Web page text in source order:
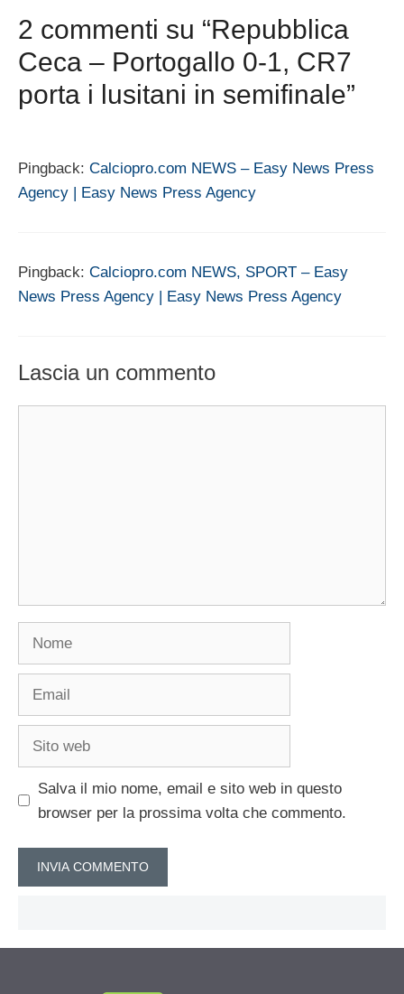
2 commenti su “Repubblica
Ceca – Portogallo 0-1, CR7
porta i lusitani in semifinale”
Pingback: Calciopro.com NEWS – Easy News Press
Agency | Easy News Press Agency
Pingback: Calciopro.com NEWS, SPORT – Easy
News Press Agency | Easy News Press Agency
Lascia un commento
Salva il mio nome, email e sito web in questo
browser per la prossima volta che commento.